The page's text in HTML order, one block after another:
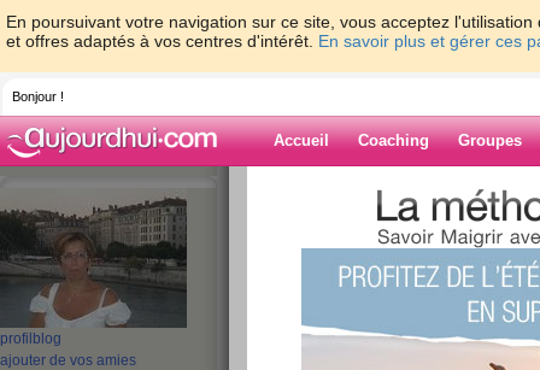
En poursuivant votre navigation sur ce site, vous acceptez
et offres adaptés à vos centres d'intérêt. En savoir plus et gérer ces
Bonjour !
Accueil Coaching Groupes
profil blog
ajouter de vos amies
> > De
Blog de
De retour parmis